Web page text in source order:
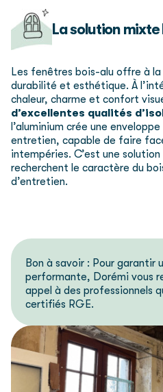
La solution
Les fenêtres bois-alu offre à
durabilité et esthétique. À
chaleur, charme et confort
d’excellentes qualités
l’aluminium crée une
entretien, capable de faire
intempéries. C’est une
recherchent le caractère du
d’entretien.
Bon à savoir : Pour garantir
performante, Dorémi vous
appel à des professionnels
certifiés RGE.